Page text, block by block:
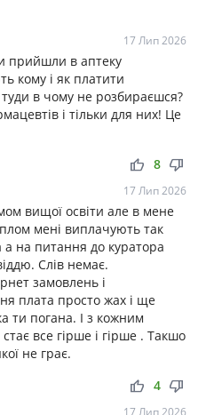
17 Лип 2026
прийшли в аптеку
кому і як платити
в чому не розбираєшся?
і тільки для них! Це
thumb_up thumb_down
8
17 Лип 2026
вищої освіти але в мене
мені виплачують так
а на питання до куратора
Слів немає.
замовлень і
плата просто жах і ще
ти погана. І з кожним
все гірше і гірше . Такшо
не грає.
thumb_up thumb_down
4